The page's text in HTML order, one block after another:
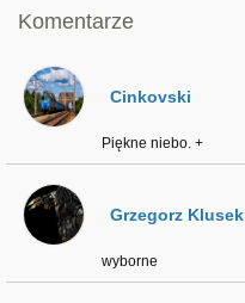
Komentarze
Cinkovski
Piękne niebo. +
Grzegorz Klusek
wyborne